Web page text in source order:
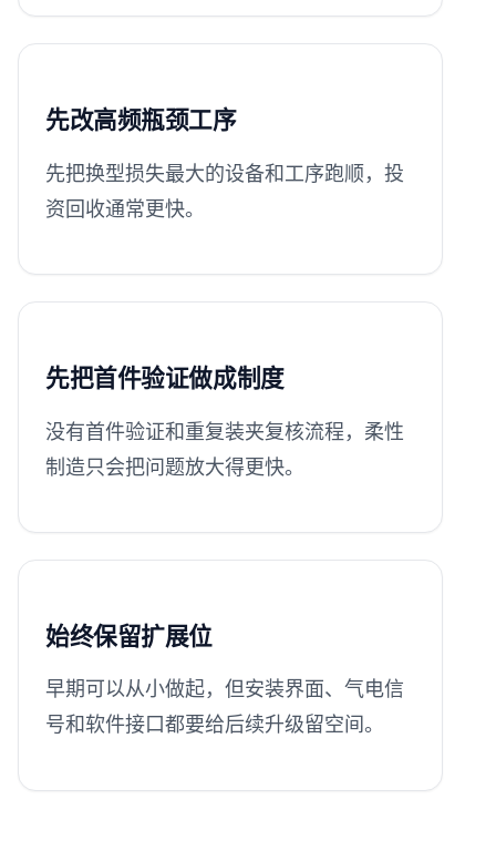
先改高频瓶颈工序
先把换型损失最大的设备和工序跑顺，投
资回收通常更快。
先把首件验证做成制度
没有首件验证和重复装夹复核流程，柔性
制造只会把问题放大得更快。
始终保留扩展位
早期可以从小做起，但安装界面、气电信
号和软件接口都要给后续升级留空间。